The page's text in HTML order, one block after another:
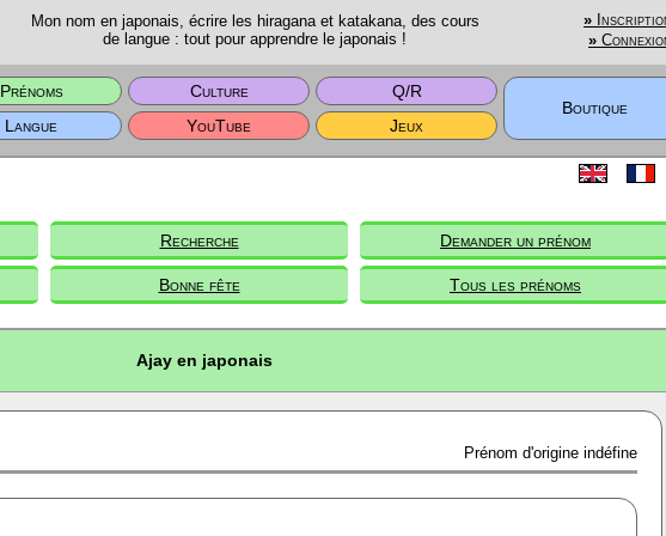
Mon nom en japonais, écrire les hiragana et katakana, des cours
de langue : tout pour apprendre le japonais !
»
»
Prénoms Culture
Q/R
Boutique
Langue YouTube Jeux
Recherche Demander un prénom
Bonne fête Tous les prénoms
Ajay en japonais
Prénom d'origine indéfine